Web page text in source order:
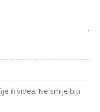
ili videa. Ne smije biti